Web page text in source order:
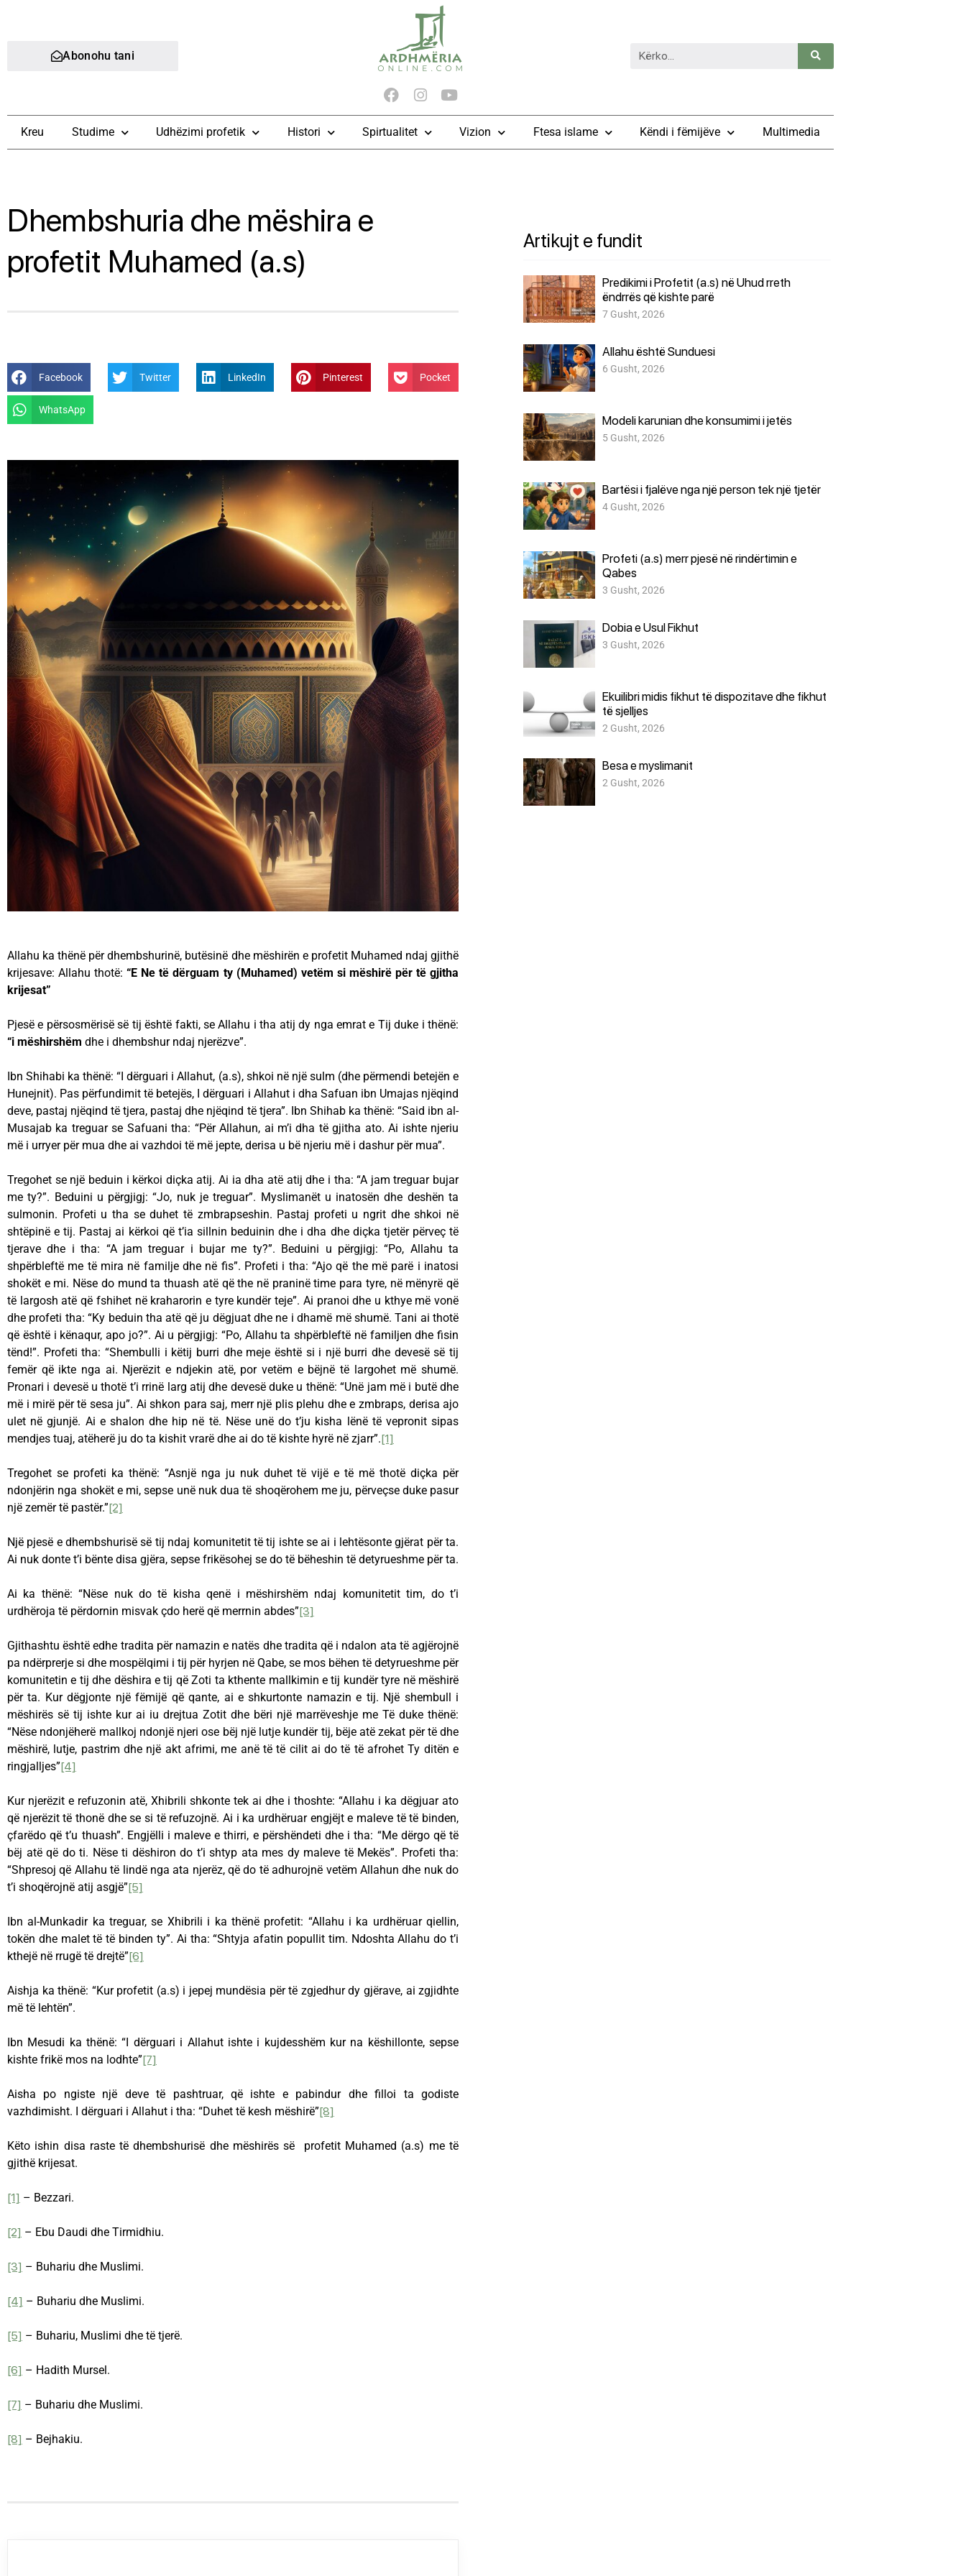
Abonohu tani
Kreu Studime Udhëzimi profetik Histori Spirtualitet Vizion Ftesa islame Këndi i fëmijëve Multimedia
Dhembshuria dhe mëshira e
profetit Muhamed (a.s)
Facebook Twitter LinkedIn Pinterest Pocket
WhatsApp
Allahu ka thënë për dhembshurinë, butësinë dhe mëshirën e profetit Muhamed ndaj gjithë
krijesave: Allahu thotë:“E Ne të dërguam ty (Muhamed) vetëm si mëshirë për të gjitha
krijesat”
Pjesë e përsosmërisë së tij është fakti, se Allahu i tha atij dy nga emrat e Tij duke i thënë:
“i mëshirshëm dhe i dhembshur ndaj njerëzve”.
Ibn Shihabi ka thënë: “I dërguari i Allahut, (a.s), shkoi në një sulm (dhe përmendi betejën e
Hunejnit). Pas përfundimit të betejës, I dërguari i Allahut i dha Safuan ibn Umajas njëqind
deve, pastaj njëqind të tjera, pastaj dhe njëqind të tjera”. Ibn Shihab ka thënë: “Said ibn al-
Musajab ka treguar se Safuani tha: “Për Allahun, ai m’i dha të gjitha ato. Ai ishte njeriu
më i urryer për mua dhe ai vazhdoi të më jepte, derisa u bë njeriu më i dashur për mua”.
Tregohet se një beduin i kërkoi diçka atij. Ai ia dha atë atij dhe i tha: “A jam treguar bujar
me ty?”. Beduini u përgjigj: “Jo, nuk je treguar”. Myslimanët u inatosën dhe deshën ta
sulmonin. Profeti u tha se duhet të zmbrapseshin. Pastaj profeti u ngrit dhe shkoi në
shtëpinë e tij. Pastaj ai kërkoi që t’ia sillnin beduinin dhe i dha dhe diçka tjetër përveç të
tjerave dhe i tha: “A jam treguar i bujar me ty?”. Beduini u përgjigj: “Po, Allahu ta
shpërbleftë me të mira në familje dhe në fis”. Profeti i tha: “Ajo që the më parë i inatosi
shokët e mi. Nëse do mund ta thuash atë që the në praninë time para tyre, në mënyrë që
të largosh atë që fshihet në kraharorin e tyre kundër teje”. Ai pranoi dhe u kthye më vonë
dhe profeti tha: “Ky beduin tha atë që ju dëgjuat dhe ne i dhamë më shumë. Tani ai thotë
që është i kënaqur, apo jo?”. Ai u përgjigj: “Po, Allahu ta shpërbleftë në familjen dhe fisin
tënd!”. Profeti tha: “Shembulli i këtij burri dhe meje është si i një burri dhe devesë së tij
femër që ikte nga ai. Njerëzit e ndjekin atë, por vetëm e bëjnë të largohet më shumë.
Pronari i devesë u thotë t’i rrinë larg atij dhe devesë duke u thënë: “Unë jam më i butë dhe
më i mirë për të sesa ju”. Ai shkon para saj, merr një plis plehu dhe e zmbraps, derisa ajo
ulet në gjunjë. Ai e shalon dhe hip në të. Nëse unë do t’ju kisha lënë të vepronit sipas
mendjes tuaj, atëherë ju do ta kishit vrarë dhe ai do të kishte hyrë në zjarr”.[1]
Tregohet se profeti ka thënë: “Asnjë nga ju nuk duhet të vijë e të më thotë diçka për
ndonjërin nga shokët e mi, sepse unë nuk dua të shoqërohem me ju, përveçse duke pasur
një zemër të pastër.”[2]
Një pjesë e dhembshurisë së tij ndaj komunitetit të tij ishte se ai i lehtësonte gjërat për ta.
Ai nuk donte t’i bënte disa gjëra, sepse frikësohej se do të bëheshin të detyrueshme për ta.
Ai ka thënë: “Nëse nuk do të kisha qenë i mëshirshëm ndaj komunitetit tim, do t’i
urdhëroja të përdornin misvak çdo herë që merrnin abdes”[3]
Gjithashtu është edhe tradita për namazin e natës dhe tradita që i ndalon ata të agjërojnë
pa ndërprerje si dhe mospëlqimi i tij për hyrjen në Qabe, se mos bëhen të detyrueshme për
komunitetin e tij dhe dëshira e tij që Zoti ta kthente mallkimin e tij kundër tyre në mëshirë
për ta. Kur dëgjonte një fëmijë që qante, ai e shkurtonte namazin e tij. Një shembull i
mëshirës së tij ishte kur ai iu drejtua Zotit dhe bëri një marrëveshje me Të duke thënë:
“Nëse ndonjëherë mallkoj ndonjë njeri ose bëj një lutje kundër tij, bëje atë zekat për të dhe
mëshirë, lutje, pastrim dhe një akt afrimi, me anë të të cilit ai do të të afrohet Ty ditën e
ringjalljes”[4]
Kur njerëzit e refuzonin atë, Xhibrili shkonte tek ai dhe i thoshte: “Allahu i ka dëgjuar ato
që njerëzit të thonë dhe se si të refuzojnë. Ai i ka urdhëruar engjëjt e maleve të të binden,
çfarëdo që t’u thuash”. Engjëlli i maleve e thirri, e përshëndeti dhe i tha: “Me dërgo që të
bëj atë që do ti. Nëse ti dëshiron do t’i shtyp ata mes dy maleve të Mekës”. Profeti tha:
“Shpresoj që Allahu të lindë nga ata njerëz, që do të adhurojnë vetëm Allahun dhe nuk do
t’i shoqërojnë atij asgjë”[5]
Ibn al-Munkadir ka treguar, se Xhibrili i ka thënë profetit: “Allahu i ka urdhëruar qiellin,
tokën dhe malet të të binden ty”. Ai tha: “Shtyja afatin popullit tim. Ndoshta Allahu do t’i
kthejë në rrugë të drejtë”[6]
Aishja ka thënë: “Kur profetit (a.s) i jepej mundësia për të zgjedhur dy gjërave, ai zgjidhte
më të lehtën”.
Ibn Mesudi ka thënë: “I dërguari i Allahut ishte i kujdesshëm kur na këshillonte, sepse
kishte frikë mos na lodhte”[7]
Aisha po ngiste një deve të pashtruar, që ishte e pabindur dhe filloi ta godiste
vazhdimisht. I dërguari i Allahut i tha: “Duhet të kesh mëshirë”[8]
Këto ishin disa raste të dhembshurisë dhe mëshirës së profetit Muhamed (a.s) me të
gjithë krijesat.
[1] – Bezzari.
[2] – Ebu Daudi dhe Tirmidhiu.
[3] – Buhariu dhe Muslimi.
[4] – Buhariu dhe Muslimi.
[5] – Buhariu, Muslimi dhe të tjerë.
[6] – Hadith Mursel.
[7] – Buhariu dhe Muslimi.
[8] – Bejhakiu.
Artikujt e fundit
Predikimi i Profetit (a.s) në Uhud rreth
ëndrrës që kishte parë
7 Gusht, 2026
Allahu është Sunduesi
6 Gusht, 2026
Modeli karunian dhe konsumimi i jetës
5 Gusht, 2026
Bartësi i fjalëve nga një person tek një tjetër
4 Gusht, 2026
Profeti (a.s) merr pjesë në rindërtimin e
Qabes
3 Gusht, 2026
Dobia e Usul Fikhut
3 Gusht, 2026
Ekuilibri midis fikhut të dispozitave dhe fikhut
të sjelljes
2 Gusht, 2026
Besa e myslimanit
2 Gusht, 2026